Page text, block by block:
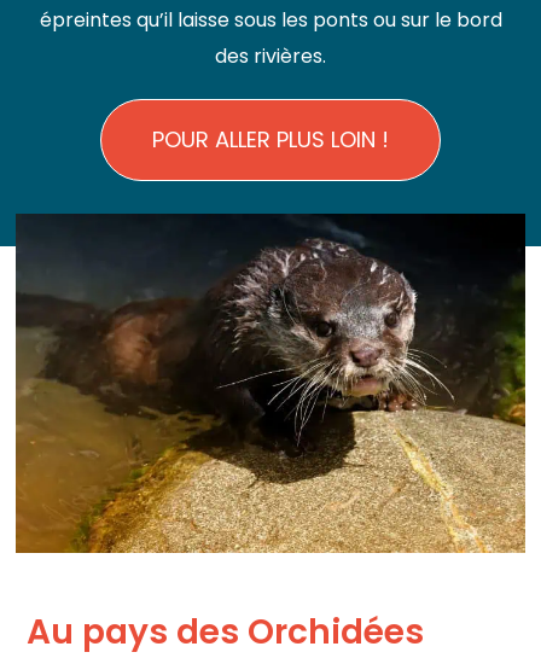
épreintes qu’il laisse sous les ponts ou sur le bord
des rivières.
POUR ALLER PLUS LOIN !
Au pays des Orchidées